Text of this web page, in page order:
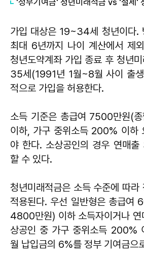
가입 대상은 19~34세 청년이다.
최대 6년까지 나이 계산에서 제
청년도약계좌 가입 종료 후 청년
35세(1991년 1월~8월 사이 출생
적으로 가입을 허용한다.
소득 기준은 총급여 7500만원(
이하, 가구 중위소득 200% 이하
야 한다. 소상공인의 경우 연매
할 수 있다.
청년미래적금은 소득 수준에 따라
적용된다. 우선 일반형은 총급여
4800만원) 이하 소득자이거나
상공인 중 가구 중위소득 200%
월 납입금의 6%를 정부 기여금으